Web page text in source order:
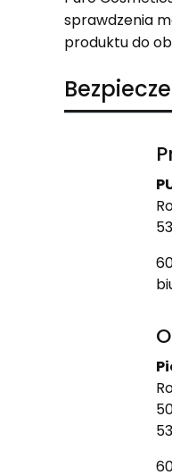
sprawdzenia
produktu do